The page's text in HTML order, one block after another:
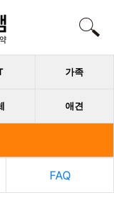
가족
애견
FAQ